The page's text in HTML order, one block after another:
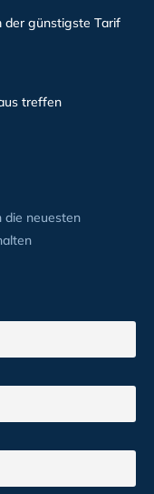
der günstigste Tarif
treffen
die neuesten